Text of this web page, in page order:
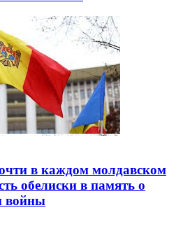
в каждом молдавском
обелиски в память о
войны